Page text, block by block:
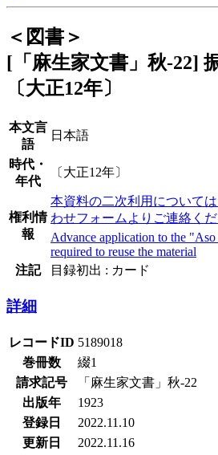
＜図書＞
[「麻生家文書」秋-22]
〔大正12年〕
本文言
語
日本語
時代・
年代
〔大正12年〕
権利情
報
本資料の二次利用について
わせフォームよりご連絡く
Advance application to the
required to reuse the material
注記
目録初出 : カード
詳細
レコードID 5189018
巻冊数
綴1
請求記号
「麻生家文書」秋-22
出版年
1923
登録日
2022.11.10
更新日
2022.11.16